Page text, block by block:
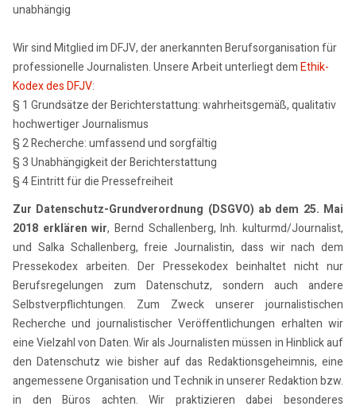
unabhängig
Wir sind Mitglied im DFJV, der anerkannten Berufsorganisation für
professionelle Journalisten. Unsere Arbeit unterliegt demEthik-
Kodex des DFJV:
§ 1 Grundsätze der Berichterstattung: wahrheitsgemäß, qualitativ
hochwertiger Journalismus
§ 2 Recherche: umfassend und sorgfältig
§ 3 Unabhängigkeit der Berichterstattung
§ 4 Eintritt für die Pressefreiheit
Zur Datenschutz-Grundverordnung (DSGVO) ab dem 25. Mai
2018 erklären wir, Bernd Schallenberg, Inh. kulturmd/Journalist,
und Salka Schallenberg, freie Journalistin, dass wir nach dem
Pressekodex arbeiten. Der Pressekodex beinhaltet nicht nur
Berufsregelungen zum Datenschutz, sondern auch andere
Selbstverpflichtungen. Zum Zweck unserer journalistischen
Recherche und journalistischer Veröffentlichungen erhalten wir
eine Vielzahl von Daten. Wir als Journalisten müssen in Hinblick auf
den Datenschutz wie bisher auf das Redaktionsgeheimnis, eine
angemessene Organisation und Technik in unserer Redaktion bzw.
in den Büros achten. Wir praktizieren dabei besonderes